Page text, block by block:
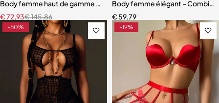
Body femme haut de gamme – Lingerie en maille au design raffiné
€145,86
€72,93
Body femme élégant –
€ 59,79
-50% -19%